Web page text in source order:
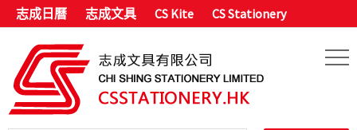
志成日曆 志成文具 CS Kite CS Stationery